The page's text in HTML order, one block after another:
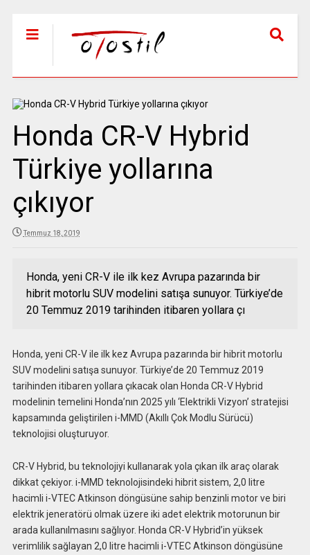
Honda CR-V Hybrid
Türkiye yollarına
çıkıyor
Temmuz 18, 2019
Honda, yeni CR-V ile ilk kez Avrupa pazarında bir
hibrit motorlu SUV modelini satışa sunuyor. Türkiye’de
20 Temmuz 2019 tarihinden itibaren yollara çı
Honda, yeni CR-V ile ilk kez Avrupa pazarında bir hibrit motorlu
SUV modelini satışa sunuyor. Türkiye’de 20 Temmuz 2019
tarihinden itibaren yollara çıkacak olan Honda CR-V Hybrid
modelinin temelini Honda’nın 2025 yılı ‘Elektrikli Vizyon’ stratejisi
kapsamında geliştirilen i-MMD (Akıllı Çok Modlu Sürücü)
teknolojisi oluşturuyor.
CR-V Hybrid, bu teknolojiyi kullanarak yola çıkan ilk araç olarak
dikkat çekiyor. i-MMD teknolojisindeki hibrit sistem, 2,0 litre
hacimli i-VTEC Atkinson döngüsüne sahip benzinli motor ve biri
elektrik jeneratörü olmak üzere iki adet elektrik motorunun bir
arada kullanılmasını sağlıyor. Honda CR-V Hybrid’in yüksek
verimlilik sağlayan 2,0 litre hacimli i-VTEC Atkinson döngüsüne